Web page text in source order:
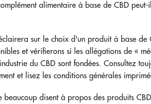
alimentaire à base de CBD
sur le choix d'un produit à base de
et vérifierons si les allégations de «
du CBD sont fondées. Consultez
et lisez les conditions générales
beaucoup disent à propos des produits